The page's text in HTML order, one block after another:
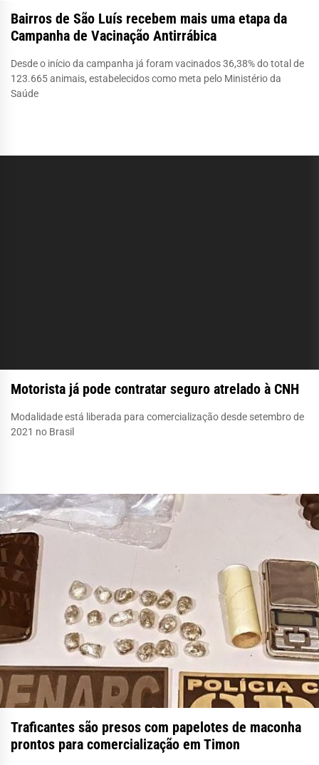
Bairros de São Luís recebem mais uma etapa da
Campanha de Vacinação Antirrábica
Desde o início da campanha já foram vacinados 36,38% do total de
123.665 animais, estabelecidos como meta pelo Ministério da
Saúde
Motorista já pode contratar seguro atrelado à CNH
Modalidade está liberada para comercialização desde setembro de
2021 no Brasil
Traficantes são presos com papelotes de maconha
prontos para comercialização em Timon